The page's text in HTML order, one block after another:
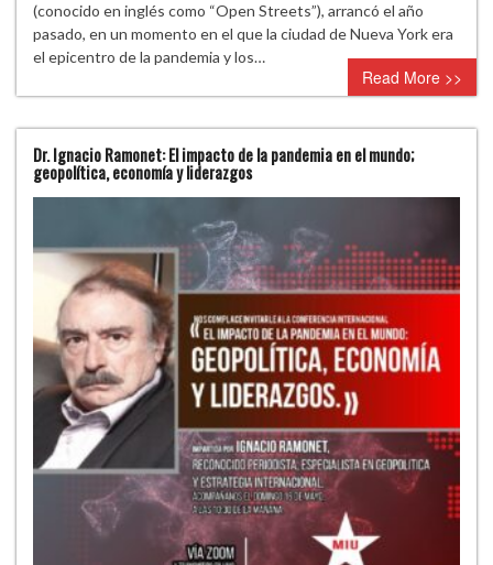
(conocido en inglés como “Open Streets”), arrancó el año
pasado, en un momento en el que la ciudad de Nueva York era
el epicentro de la pandemia y los…
Read More >>
Dr. Ignacio Ramonet: El impacto de la pandemia en el mundo;
geopolítica, economía y liderazgos